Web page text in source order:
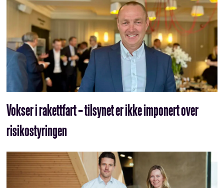
Vokser i rakettfart – tilsynet er ikke imponert over
risikostyringen